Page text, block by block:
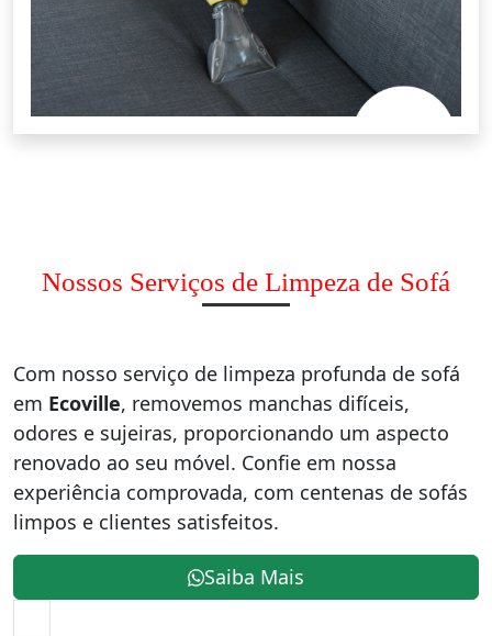
Nossos Serviços de Limpeza de Sofá
Com nosso serviço de limpeza profunda de sofá
em Ecoville, removemos manchas difíceis,
odores e sujeiras, proporcionando um aspecto
renovado ao seu móvel. Confie em nossa
experiência comprovada, com centenas de sofás
limpos e clientes satisfeitos.
Saiba Mais